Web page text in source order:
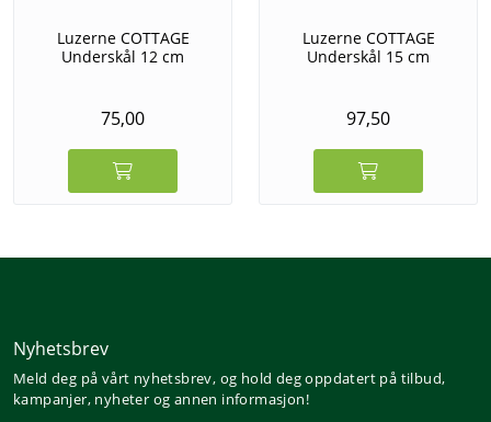
Luzerne COTTAGE
Underskål 12 cm
75,00
Luzerne COTTAGE
Underskål 15 cm
97,50
Nyhetsbrev
Meld deg på vårt nyhetsbrev, og hold deg oppdatert på tilbud,
kampanjer, nyheter og annen informasjon!